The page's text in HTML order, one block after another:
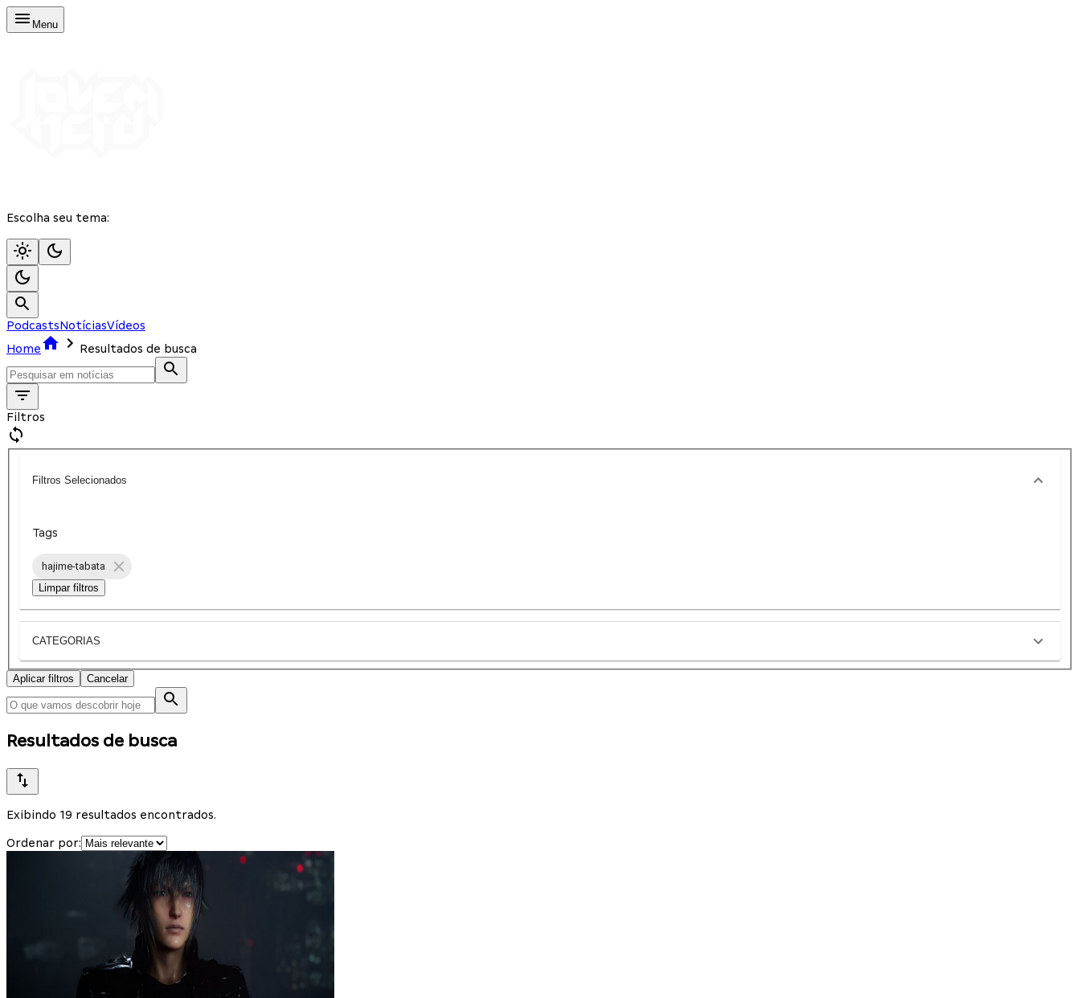
Menu
Escolha seu tema:
PodcastsNotíciasVídeos
Home
Resultados de busca
Filtros
Filtros Selecionados
Tags
hajime-tabata
Limpar filtros
CATEGORIAS
Aplicar filtros Cancelar
Resultados de busca
Exibindo 19 resultados encontrados.
Ordenar por: